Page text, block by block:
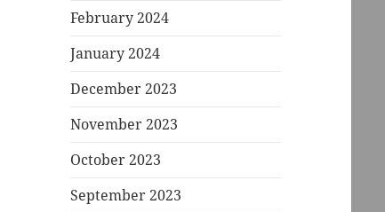
February 2024
January 2024
December 2023
November 2023
October 2023
September 2023